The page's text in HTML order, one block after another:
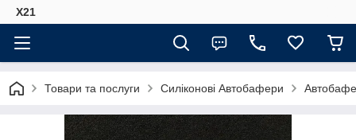
Х21
Товари та послуги Силіконові Автобафери